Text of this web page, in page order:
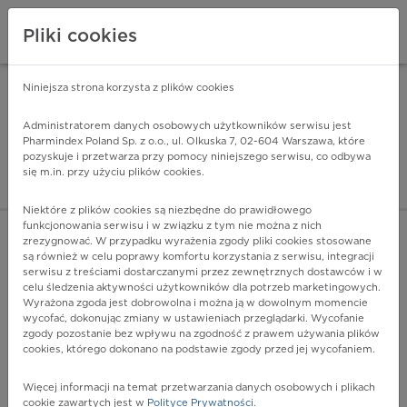
Pharmindex - lider
ZALOGUJ SIĘ
A39.8 - Inne zakażenia meningokokowe
Więcej na lekiicd10.pl
Pliki cookies
Niniejsza strona korzysta z plików cookies
Administratorem danych osobowych użytkowników serwisu jest
Pharmindex Poland Sp. z o.o., ul. Olkuska 7, 02-604 Warszawa, które
pozyskuje i przetwarza przy pomocy niniejszego serwisu, co odbywa
się m.in. przy użyciu plików cookies.
Niektóre z plików cookies są niezbędne do prawidłowego
funkcjonowania serwisu i w związku z tym nie można z nich
zrezygnować. W przypadku wyrażenia zgody pliki cookies stosowane
są również w celu poprawy komfortu korzystania z serwisu, integracji
serwisu z treściami dostarczanymi przez zewnętrznych dostawców i w
celu śledzenia aktywności użytkowników dla potrzeb marketingowych.
Wyrażona zgoda jest dobrowolna i można ją w dowolnym momencie
wycofać, dokonując zmiany w ustawieniach przeglądarki. Wycofanie
zgody pozostanie bez wpływu na zgodność z prawem używania plików
cookies, którego dokonano na podstawie zgody przed jej wycofaniem.
Więcej informacji na temat przetwarzania danych osobowych i plikach
cookie zawartych jest w Polityce Prywatności.
ZA DARMO - w Google Play INSTALUJ